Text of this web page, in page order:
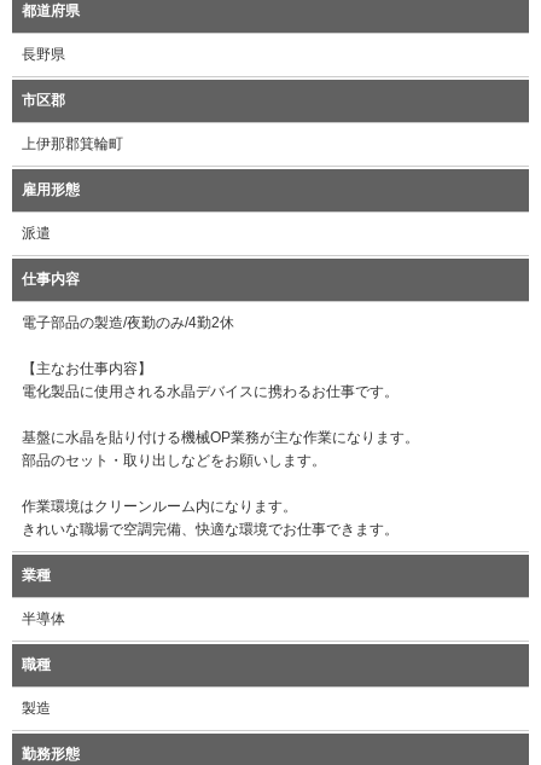
都道府県
長野県
市区郡
上伊那郡箕輪町
雇用形態
派遣
仕事内容
電子部品の製造/夜勤のみ/4勤2休
【主なお仕事内容】
電化製品に使用される水晶デバイスに携わるお仕事です。
基盤に水晶を貼り付ける機械OP業務が主な作業になります。
部品のセット・取り出しなどをお願いします。
作業環境はクリーンルーム内になります。
きれいな職場で空調完備、快適な環境でお仕事できます。
業種
半導体
職種
製造
勤務形態